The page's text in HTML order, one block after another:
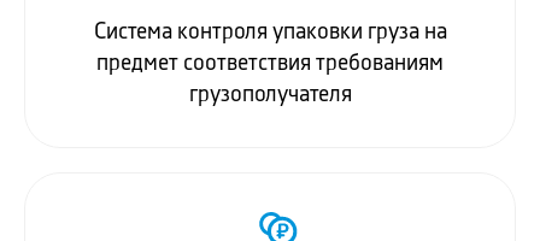
Система контроля упаковки груза на
предмет соответствия требованиям
грузополучателя